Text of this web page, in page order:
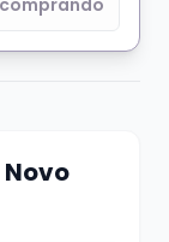
cardápio